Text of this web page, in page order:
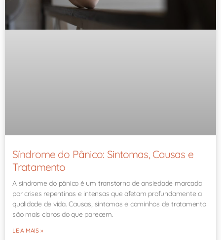
Síndrome do Pânico: Sintomas, Causas e
Tratamento
A síndrome do pânico é um transtorno de ansiedade marcado
por crises repentinas e intensas que afetam profundamente a
qualidade de vida. Causas, sintomas e caminhos de tratamento
são mais claros do que parecem.
LEIA MAIS »